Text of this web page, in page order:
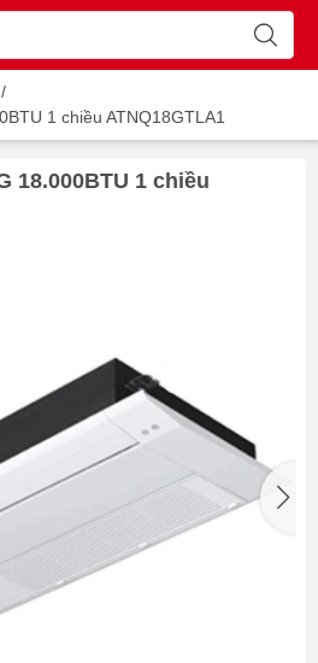
/
1 chiều ATNQ18GTLA1
18.000BTU 1 chiều